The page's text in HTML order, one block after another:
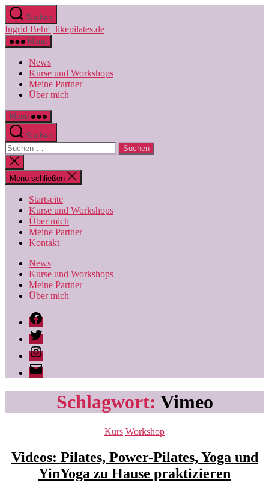
Zum
Inhalt
springen
Suchen
Ingrid Behr | likepilates.de
Menü
News
Kurse und Workshops
Meine Partner
Über mich
Menü
Suchen
Suchen
nach:
Suche
schließen
Menü schließen
Startseite
Kurse und Workshops
Über mich
Meine Partner
Kontakt
News
Kurse und Workshops
Meine Partner
Über mich
Facebook
Twitter
Instagram
Ingrid
Behr
likepilatesSchlagwort: Vimeo
Kategorien
Kurs Workshop
Videos: Pilates, Power-Pilates, Yoga und
YinYoga zu Hause praktizieren